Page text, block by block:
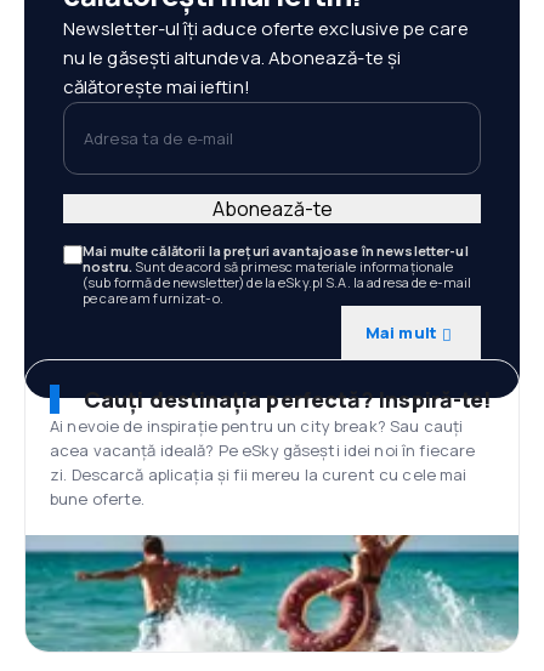
Newsletter-ul îți aduce oferte exclusive pe care
nu le găsești altundeva. Abonează-te și
călătorește mai ieftin!
Adresa ta de e-mail
Mai multe călătorii la prețuri avantajoase în newsletter-ul
nostru. Sunt de acord să primesc materiale informaționale
(sub formă de newsletter) de la eSky.pl S.A. la adresa de e-mail
pe care am furnizat-o.
Mai mult
Abonează-te
Cauți destinația perfectă? Inspiră-te!
Ai nevoie de inspirație pentru un city break? Sau cauți
acea vacanță ideală? Pe eSky găsești idei noi în fiecare
zi. Descarcă aplicația și fii mereu la curent cu cele mai
bune oferte.